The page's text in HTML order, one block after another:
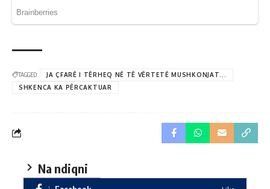
TAGGED:
JA ÇFARË I TËRHEQ NË TË VËRTETË MUSHKONJAT...
SHKENCA KA PËRCAKTUAR
Na ndiqni